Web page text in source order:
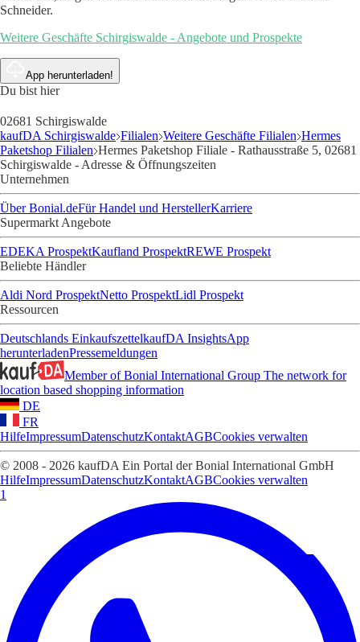
Schneider.
Weitere Geschäfte Schirgiswalde - Angebote und Prospekte
App herunterladen!
Du bist hier
02681 Schirgiswalde
kaufDA Schirgiswalde Filialen Weitere Geschäfte Filialen Hermes
Paketshop Filialen Hermes Paketshop Filiale - Rathausstraße 5, 02681
Schirgiswalde - Adresse & Öffnungszeiten
Unternehmen
Über Bonial.deFür Handel und HerstellerKarriere
Supermarkt Angebote
EDEKA ProspektKaufland ProspektREWE Prospekt
Beliebte Händler
Aldi Nord ProspektNetto ProspektLidl Prospekt
Ressourcen
Deutschlands EinkaufszettelkaufDA InsightsApp
herunterladenPressemeldungen
Member of Bonial International Group The network for
location based shopping information
DE
FR
HilfeImpressumDatenschutzKontaktAGBCookies verwalten
© 2008 - 2026 kaufDA Ein Portal der Bonial International GmbH
HilfeImpressumDatenschutzKontaktAGBCookies verwalten
1